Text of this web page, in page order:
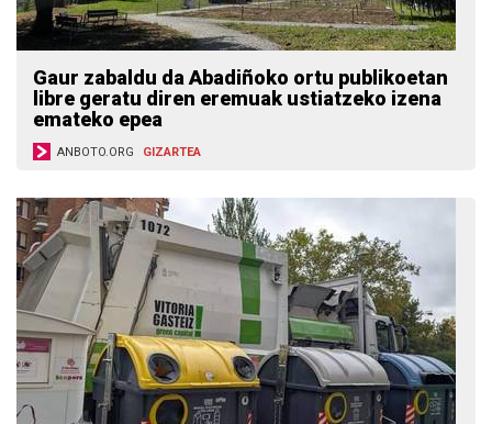
Gaur zabaldu da Abadiñoko ortu publikoetan
libre geratu diren eremuak ustiatzeko izena
emateko epea
ANBOTO.ORG GIZARTEA